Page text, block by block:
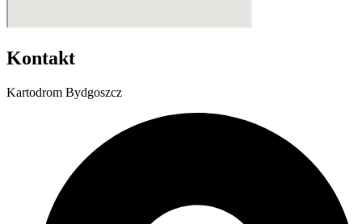
Kontakt
Kartodrom Bydgoszcz